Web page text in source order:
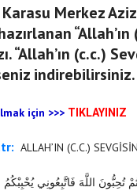
Karasu Merkez
“Allah’ın (c.c.)
indirebilirsiniz.
için >>> TIKLAYINIZ
ALLAH’IN (C.C.)
تُحِبُّونَ اللَّهَ فَاتَّبِعُونِي